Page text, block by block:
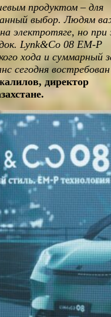
продуктом – для
выбор. Людям
электротяге, но
Lynk&Co 08 EM-P
хода и суммарный
сегодня
директор